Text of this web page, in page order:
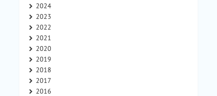
2024
2023
2022
2021
2020
2019
2018
2017
2016